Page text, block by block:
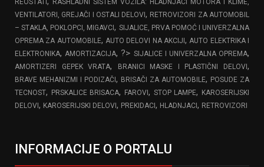
VENTILATORI, GREJAČI I OSTALI DELOVI, RETROVIZORI ZA AUTOMOBIL
– STAKLA, POKLOPCI, MIGAVCI, SIJALICE, PRVA POMOĆ I UNIVERZALNA
OPREMA ZA AUTOMOBILE, AUTO DELOVI NA AKCIJI, AUTO ELEKTRIKA I
ELEKTRONIKA, AMORTIZACIJA, ?> SIJALICE I UNIVERZALNA OPREMA,
AMORTIZERI GEPEK VRATA, BRANICI MASKE I PLASTIČNI DELOVI,
BRAVE MEHANIZMI I PODIZAČI, BRISAČI ZA AUTOMOBILE, POSUDE ZA
TECNOST, PRSKALICE BRISACA, FAROVI, STOP LAMPE, KAROSERIJSKI
DELOVI, KAROSERIJSKI DELOVI, PREKIDACI, HLADNJACI, RETROVIZORI
INFORMACIJE O PORTALU